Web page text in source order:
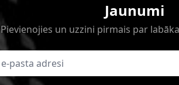
Jaunumi
Pievienojies un uzzini pirmais par